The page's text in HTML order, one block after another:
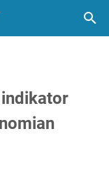
indikator